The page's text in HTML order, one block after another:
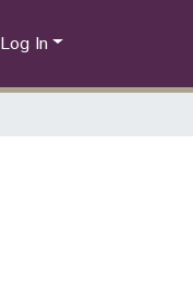
Log In